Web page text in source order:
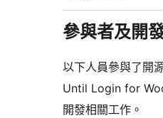
參與者及開
以下人員參與了開
Until Login for
開發相關工作。